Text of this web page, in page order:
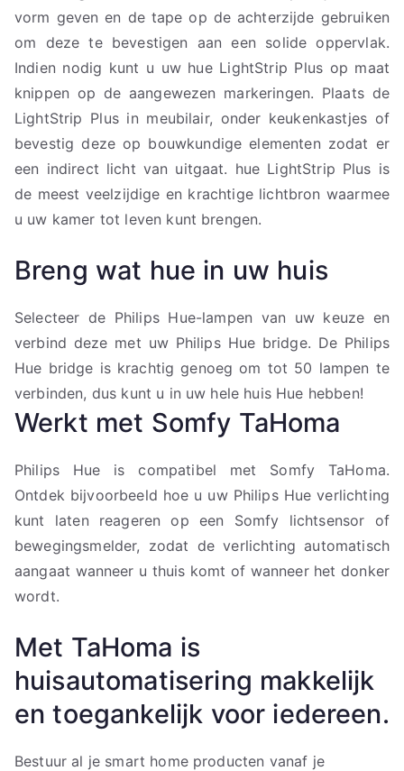
vorm geven en de tape op de achterzijde gebruiken
om deze te bevestigen aan een solide oppervlak.
Indien nodig kunt u uw hue LightStrip Plus op maat
knippen op de aangewezen markeringen. Plaats de
LightStrip Plus in meubilair, onder keukenkastjes of
bevestig deze op bouwkundige elementen zodat er
een indirect licht van uitgaat. hue LightStrip Plus is
de meest veelzijdige en krachtige lichtbron waarmee
u uw kamer tot leven kunt brengen.
Breng wat hue in uw huis
Selecteer de Philips Hue-lampen van uw keuze en
verbind deze met uw Philips Hue bridge. De Philips
Hue bridge is krachtig genoeg om tot 50 lampen te
verbinden, dus kunt u in uw hele huis Hue hebben!
Werkt met Somfy TaHoma
Philips Hue is compatibel met Somfy TaHoma.
Ontdek bijvoorbeeld hoe u uw Philips Hue verlichting
kunt laten reageren op een Somfy lichtsensor of
bewegingsmelder, zodat de verlichting automatisch
aangaat wanneer u thuis komt of wanneer het donker
wordt.
Met TaHoma is
huisautomatisering makkelijk
en toegankelijk voor iedereen.
Bestuur al je smart home producten vanaf je